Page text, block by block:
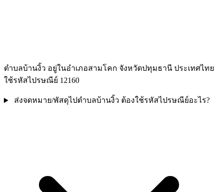
ตำบลบ้านงิ้ว อยู่ในอำเภอสามโคก จังหวัดปทุมธานี ประเทศไทย
ใช้รหัสไปรษณีย์ 12160
ส่งจดหมาย/พัสดุไปตำบลบ้านงิ้ว ต้องใช้รหัสไปรษณีย์อะไร?